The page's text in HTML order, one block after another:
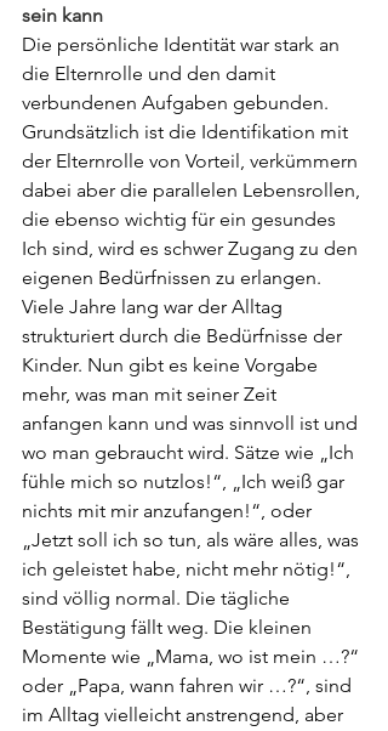
sein kann
Die persönliche Identität war stark an
die Elternrolle und den damit
verbundenen Aufgaben gebunden.
Grundsätzlich ist die Identifikation mit
der Elternrolle von Vorteil, verkümmern
dabei aber die parallelen Lebensrollen,
die ebenso wichtig für ein gesundes
Ich sind, wird es schwer Zugang zu den
eigenen Bedürfnissen zu erlangen.
Viele Jahre lang war der Alltag
strukturiert durch die Bedürfnisse der
Kinder. Nun gibt es keine Vorgabe
mehr, was man mit seiner Zeit
anfangen kann und was sinnvoll ist und
wo man gebraucht wird. Sätze wie „Ich
fühle mich so nutzlos!“, „Ich weiß gar
nichts mit mir anzufangen!“, oder
„Jetzt soll ich so tun, als wäre alles, was
ich geleistet habe, nicht mehr nötig!“,
sind völlig normal. Die tägliche
Bestätigung fällt weg. Die kleinen
Momente wie „Mama, wo ist mein …?“
oder „Papa, wann fahren wir …?“, sind
im Alltag vielleicht anstrengend, aber